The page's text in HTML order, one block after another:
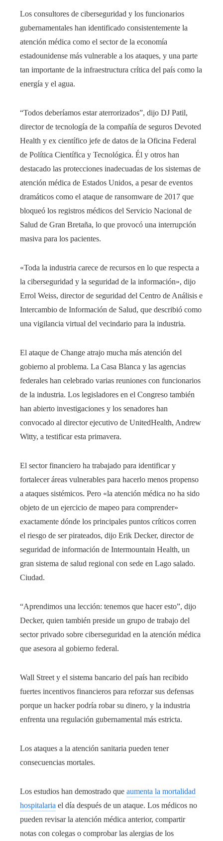
Los consultores de ciberseguridad y los funcionarios
gubernamentales han identificado consistentemente la
atención médica como el sector de la economía
estadounidense más vulnerable a los ataques, y una parte
tan importante de la infraestructura crítica del país como la
energía y el agua.
“Todos deberíamos estar aterrorizados”, dijo DJ Patil,
director de tecnología de la compañía de seguros Devoted
Health y ex científico jefe de datos de la Oficina Federal
de Política Científica y Tecnológica. Él y otros han
destacado las protecciones inadecuadas de los sistemas de
atención médica de Estados Unidos, a pesar de eventos
dramáticos como el ataque de ransomware de 2017 que
bloqueó los registros médicos del Servicio Nacional de
Salud de Gran Bretaña, lo que provocó una interrupción
masiva para los pacientes.
«Toda la industria carece de recursos en lo que respecta a
la ciberseguridad y la seguridad de la información», dijo
Errol Weiss, director de seguridad del Centro de Análisis e
Intercambio de Información de Salud, que describió como
una vigilancia virtual del vecindario para la industria.
El ataque de Change atrajo mucha más atención del
gobierno al problema. La Casa Blanca y las agencias
federales han celebrado varias reuniones con funcionarios
de la industria. Los legisladores en el Congreso también
han abierto investigaciones y los senadores han
convocado al director ejecutivo de UnitedHealth, Andrew
Witty, a testificar esta primavera.
El sector financiero ha trabajado para identificar y
fortalecer áreas vulnerables para hacerlo menos propenso
a ataques sistémicos. Pero «la atención médica no ha sido
objeto de un ejercicio de mapeo para comprender»
exactamente dónde los principales puntos críticos corren
el riesgo de ser pirateados, dijo Erik Decker, director de
seguridad de información de Intermountain Health, un
gran sistema de salud regional con sede en Lago salado.
Ciudad.
“Aprendimos una lección: tenemos que hacer esto”, dijo
Decker, quien también preside un grupo de trabajo del
sector privado sobre ciberseguridad en la atención médica
que asesora al gobierno federal.
Wall Street y el sistema bancario del país han recibido
fuertes incentivos financieros para reforzar sus defensas
porque un hacker podría robar su dinero, y la industria
enfrenta una regulación gubernamental más estricta.
Los ataques a la atención sanitaria pueden tener
consecuencias mortales.
Los estudios han demostrado que aumenta la mortalidad
hospitalaria el día después de un ataque. Los médicos no
pueden revisar la atención médica anterior, compartir
notas con colegas o comprobar las alergias de los